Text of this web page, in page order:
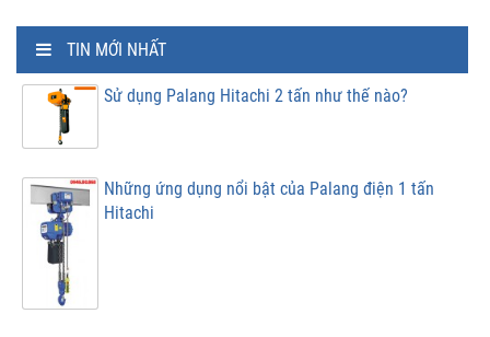
TIN MỚI NHẤT
Sử dụng Palang Hitachi 2 tấn như thế nào?
Những ứng dụng nổi bật của Palang điện 1 tấn
Hitachi